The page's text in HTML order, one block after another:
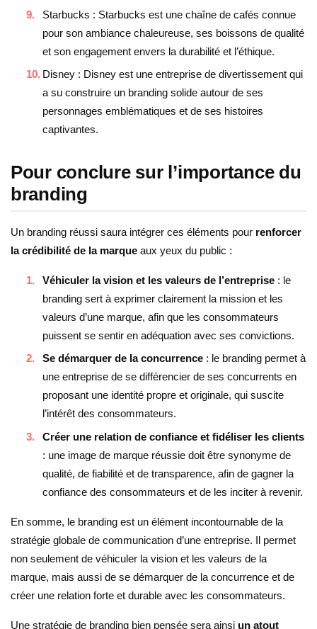
Starbucks : Starbucks est une chaîne de cafés connue
pour son ambiance chaleureuse, ses boissons de qualité
et son engagement envers la durabilité et l’éthique.
Disney : Disney est une entreprise de divertissement qui
a su construire un branding solide autour de ses
personnages emblématiques et de ses histoires
captivantes.
Pour conclure sur l’importance du
branding
Un branding réussi saura intégrer ces éléments pour renforcer
la crédibilité de la marque aux yeux du public :
Véhiculer la vision et les valeurs de l’entreprise: le
branding sert à exprimer clairement la mission et les
valeurs d’une marque, afin que les consommateurs
puissent se sentir en adéquation avec ses convictions.
Se démarquer de la concurrence: le branding permet à
une entreprise de se différencier de ses concurrents en
proposant une identité propre et originale, qui suscite
l’intérêt des consommateurs.
Créer une relation de confiance et fidéliser les clients
: une image de marque réussie doit être synonyme de
qualité, de fiabilité et de transparence, afin de gagner la
confiance des consommateurs et de les inciter à revenir.
En somme, le branding est un élément incontournable de la
stratégie globale de communication d’une entreprise. Il permet
non seulement de véhiculer la vision et les valeurs de la
marque, mais aussi de se démarquer de la concurrence et de
créer une relation forte et durable avec les consommateurs.
Une stratégie de branding bien pensée sera ainsi un atout